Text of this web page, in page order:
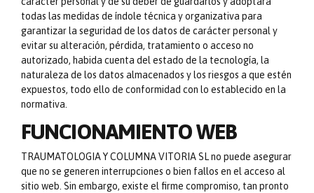
todas las medidas de índole técnica y organizativa para
garantizar la seguridad de los datos de carácter personal y
evitar su alteración, pérdida, tratamiento o acceso no
autorizado, habida cuenta del estado de la tecnología, la
naturaleza de los datos almacenados y los riesgos a que estén
expuestos, todo ello de conformidad con lo establecido en la
normativa.
FUNCIONAMIENTO WEB
TRAUMATOLOGIA Y COLUMNA VITORIA SL no puede asegurar
que no se generen interrupciones o bien fallos en el acceso al
sitio web. Sin embargo, existe el firme compromiso, tan pronto